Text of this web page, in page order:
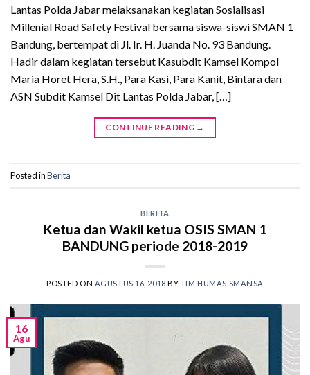
Lantas Polda Jabar melaksanakan kegiatan Sosialisasi
Millenial Road Safety Festival bersama siswa-siswi SMAN 1
Bandung, bertempat di Jl. Ir. H. Juanda No. 93 Bandung.
Hadir dalam kegiatan tersebut Kasubdit Kamsel Kompol
Maria Horet Hera, S.H., Para Kasi, Para Kanit, Bintara dan
ASN Subdit Kamsel Dit Lantas Polda Jabar, […]
CONTINUE READING →
Posted inBerita
BERITA
Ketua dan Wakil ketua OSIS SMAN 1
BANDUNG periode 2018-2019
POSTED ON AGUSTUS 16, 2018 BY TIM HUMAS SMANSA
16
Agu